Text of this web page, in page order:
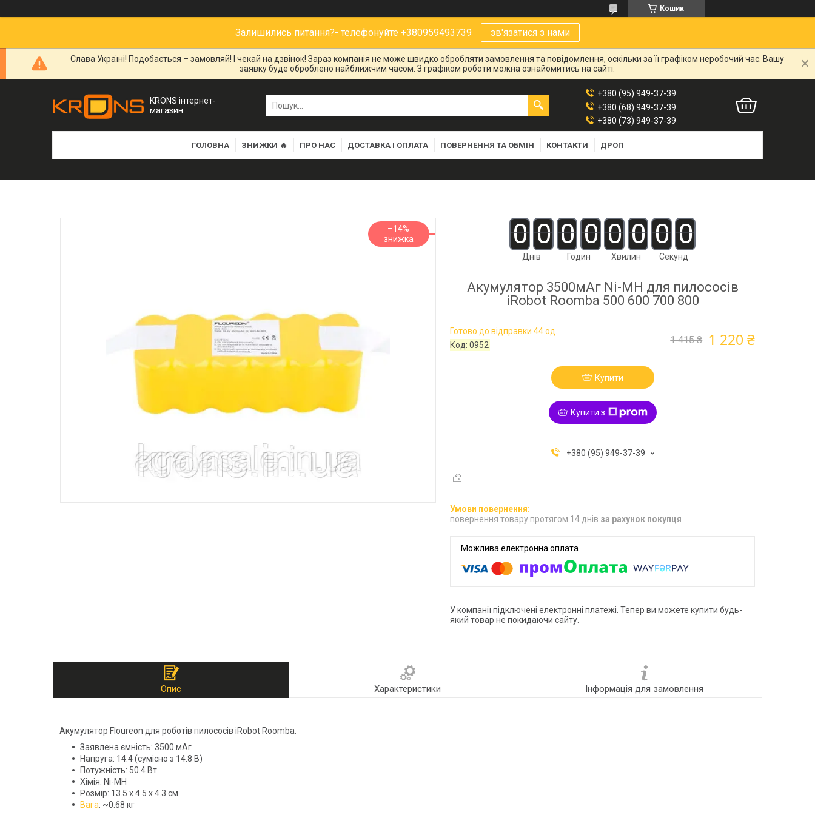
Кошик
Залишились питання?- телефонуйте +380959493739 зв'язатися з нами
Слава Україні! Подобається – замовляй! І чекай на дзвінок! Зараз компанія не може швидко обробляти замовлення та повідомлення, оскільки за її графіком неробочий час. Вашу
заявку буде оброблено найближчим часом. З графіком роботи можна ознайомитись на сайті.
KRONS інтернет-
магазин
+380 (95) 949-37-39
+380 (68) 949-37-39
+380 (73) 949-37-39
ГОЛОВНА ЗНИЖКИ 🔥 ПРО НАС ДОСТАВКА І ОПЛАТА ПОВЕРНЕННЯ ТА ОБМІН КОНТАКТИ ДРОП
–14% 0 0
Днів
0 0
Годин
0 0
Хвилин
0 0
Секунд
Акумулятор 3500мАг Ni-MH для пилососів
iRobot Roomba 500 600 700 800
Готово до відправки 44 од.
Код:0952 1 415 ₴ 1 220 ₴
Купити
Купити з
+380 (95) 949-37-39
повернення товару протягом 14 днів за рахунок покупця
У компанії підключені електронні платежі. Тепер ви можете купити будь-
який товар не покидаючи сайту.
Опис Характеристики Інформація для замовлення
Акумулятор Floureon для роботів пилососів iRobot Roomba.
Заявлена ємність: 3500 мАг
Напруга: 14.4 (сумісно з 14.8 В)
Потужність: 50.4 Вт
Хімія: Ni-MH
Розмір: 13.5 х 4.5 х 4.3 см
Вага: ~0.68 кг